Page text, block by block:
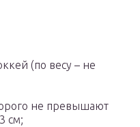
(по весу – не
не превышают
см;